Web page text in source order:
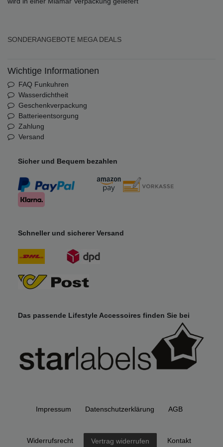
SONDERANGEBOTE MEGA DEALS
Wichtige Informationen
FAQ Funkuhren
Wasserdichtheit
Geschenkverpackung
Batterieentsorgung
Zahlung
Versand
Sicher und Bequem bezahlen
Schneller und sicherer Versand
Das passende Lifestyle Accessoires finden Sie bei
Impressum Daten­schutz­erklärung AGB
Widerrufs­recht Vertrag widerrufen Kontakt